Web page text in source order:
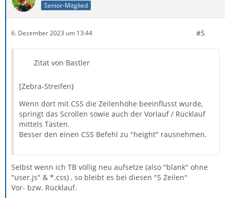
Senior-Mitglied
6. Dezember 2023 um 13:44 #5
Zitat von Bastler
[Zebra-Streifen}
Wenn dort mit CSS die Zeilenhöhe beeinflusst wurde,
springt das Scrollen sowie auch der Vorlauf / Rücklauf
mittels Tasten.
Besser den einen CSS Befehl zu "height" rausnehmen.
Selbst wenn ich TB völlig neu aufsetze (also "blank" ohne
"user.js" & *.css) , so bleibt es bei diesen "5 Zeilen"
Vor- bzw. Rücklauf.